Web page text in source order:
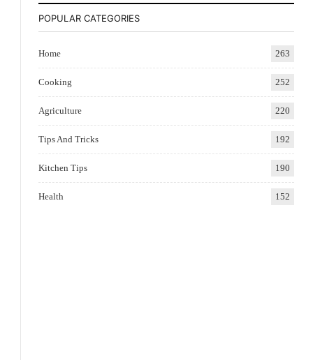
POPULAR CATEGORIES
Home 263
Cooking 252
Agriculture 220
Tips And Tricks 192
Kitchen Tips 190
Health 152